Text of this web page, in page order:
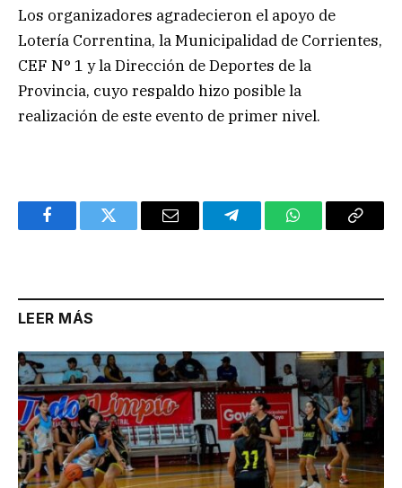
Los organizadores agradecieron el apoyo de
Lotería Correntina, la Municipalidad de Corrientes,
CEF N° 1 y la Dirección de Deportes de la
Provincia, cuyo respaldo hizo posible la
realización de este evento de primer nivel.
FacebookTwitter Email TelegramWhatsAppCopy
LEER MÁS